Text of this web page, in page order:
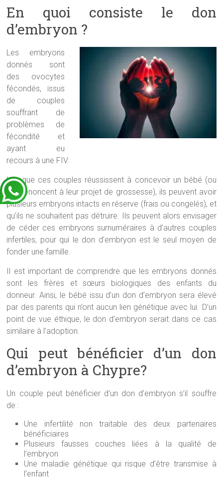
En quoi consiste le don
d’embryon ?
Les embryons
donnés sont
des ovocytes
fécondés, issus
de couples
souffrant de
problèmes de
fécondité et
ayant eu
recours à une FIV.
Lorsque ces couples réussissent à concevoir un bébé (ou
s’ils renoncent à leur projet de grossesse), ils peuvent avoir
plusieurs embryons intacts en réserve (frais ou congelés), et
qu’ils ne souhaitent pas détruire. Ils peuvent alors envisager
de céder ces embryons surnuméraires à d’autres couples
infertiles, pour qui le don d’embryon est le seul moyen de
fonder une famille.
Il est important de comprendre que les embryons donnés
sont les frères et sœurs biologiques des enfants du
donneur. Ainsi, le bébé issu d’un don d’embryon sera élevé
par des parents qui n’ont aucun lien génétique avec lui. D’un
point de vue éthique, le don d’embryon serait dans ce cas
similaire à l’adoption.
Qui peut bénéficier d’un don
d’embryon à Chypre?
Un couple peut bénéficier d’un don d’embryon s’il souffre
de :
Une infertilité non traitable des deux partenaires
bénéficiaires
Plusieurs fausses couches liées à la qualité de
l’embryon
Une maladie génétique qui risque d’être transmise à
l’enfant